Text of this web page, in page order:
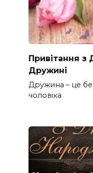
Привітання
Дружині
Дружина – це
чоловіка